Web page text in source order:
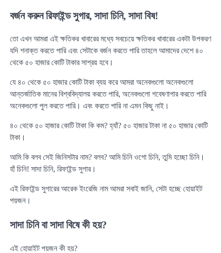
বর্জন করুন রিফাইন্ড সুগার, সাদা চিনি, সাদা বিষ!
তো এখন আমরা এই ক্ষতিকর খাবারের মধ্যে সবচেয়ে ক্ষতিকর খাবারের একটা উপকরণ
যদি শনাক্ত করতে পারি এবং সেটাকে বর্জন করতে পারি তাহলে আমাদের দেশে ৪০
থেকে ৫০ হাজার কোটি টাকার সাশ্রয় হবে।
যে ৪০ থেকে ৫০ হাজার কোটি টাকা ব্যয় করে আমরা অনেকগুলো অনেকগুলো
আন্তর্জাতিক মানের বিশ্ববিদ্যালয় করতে পারি, অনেকগুলো গবেষণাগার করতে পারি
অনেকগুলো পুল করতে পারি। এবং করতে পারি না এমন কিছু নাই।
৪০ থেকে ৫০ হাজার কোটি টাকা কি কম? হ্যাঁ? ৫০ হাজার টাকা না ৫০ হাজার কোটি
টাকা।
আমি কি বলব সেই জিনিসটার নাম? বলব? আমি চিনি ওগো চিনি, তুমি হচ্ছো চিনি।
হাঁ চিনি! সাদা চিনি, রিফাইন্ড সুগার।
এই রিফাইন্ড সুগারের আরেক ইংরেজি নাম আমরা সবাই জানি, সেটা হচ্ছে হোয়াইট
পয়জন।
সাদা চিনি বা সাদা বিষে কী হয়?
এই হোয়াইট পয়জন কী হয়?